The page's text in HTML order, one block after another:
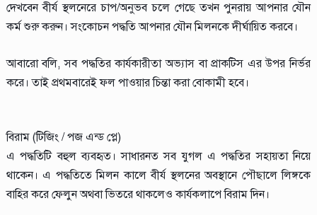
দেখবেন বীর্য স্থলনেরে চাপ/অনুভব চলে গেছে তখন পুনরায় আপনার যৌন
কর্ম শুরু করুন। সংকোচন পদ্ধতি আপনার যৌন মিলনকে দীর্ঘায়িত করবে।
আবারো বলি, সব পদ্ধতির কার্যকারীতা অভ্যাস বা প্রাকটিস এর উপর নির্ভর
করে। তাই প্রথমবারেই ফল পাওয়ার চিন্তা করা বোকামী হবে।
বিরাম (টিজিং / পজ এন্ড প্লে)
এ পদ্ধতিটি বহুল ব্যবহৃত। সাধারনত সব যুগল এ পদ্ধতির সহায়তা নিয়ে
থাকেন। এ পদ্ধতিতে মিলন কালে বীর্য স্থলনের অবস্থানে পৌছালে লিঙ্গকে
বাহির করে ফেলুন অথবা ভিতরে থাকলেও কার্যকলাপে বিরাম দিন।